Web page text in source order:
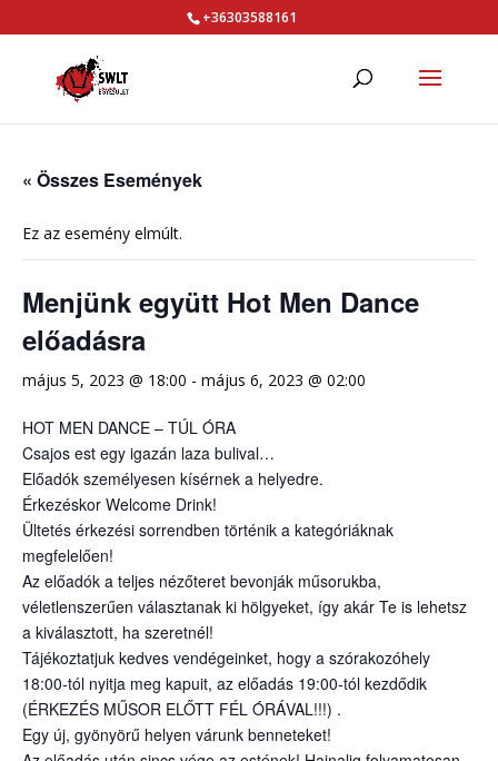
+36303588161
« Összes Események
Ez az esemény elmúlt.
Menjünk együtt Hot Men Dance
előadásra
május 5, 2023 @ 18:00 - május 6, 2023 @ 02:00
HOT MEN DANCE – TÚL ÓRA
Csajos est egy igazán laza bulival…
Előadók személyesen kísérnek a helyedre.
Érkezéskor Welcome Drink!
Ültetés érkezési sorrendben történik a kategóriáknak
megfelelően!
Az előadók a teljes nézőteret bevonják műsorukba,
véletlenszerűen választanak ki hölgyeket, így akár Te is lehetsz
a kiválasztott, ha szeretnél!
Tájékoztatjuk kedves vendégeinket, hogy a szórakozóhely
18:00-tól nyitja meg kapuit, az előadás 19:00-tól kezdődik
(ÉRKEZÉS MŰSOR ELŐTT FÉL ÓRÁVAL!!!) .
Egy új, gyönyörű helyen várunk benneteket!